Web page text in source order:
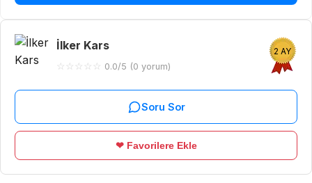
İlker Kars
☆ ☆ ☆ ☆ ☆ 0.0/5 (0 yorum)
2 AY
Soru Sor
❤ Favorilere Ekle